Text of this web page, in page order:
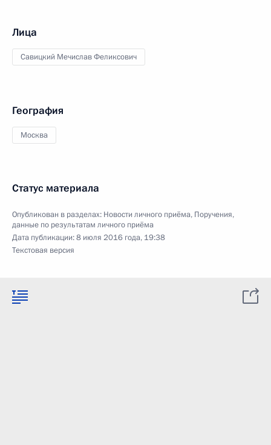
Лица
Савицкий Мечислав Феликсович
География
Москва
Статус материала
Опубликован в разделах: Новости личного приёма, Поручения,
данные по результатам личного приёма
Дата публикации:8 июля 2016 года, 19:38
Текстовая версия